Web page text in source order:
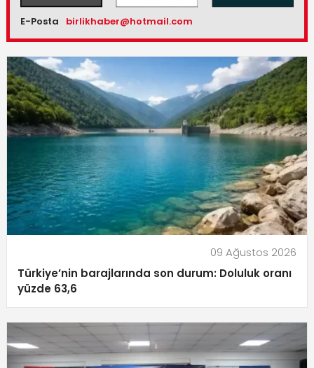
E-Posta birlikhaber@hotmail.com
09 Ağustos 2026
Türkiye’nin barajlarında son durum: Doluluk oranı
yüzde 63,6